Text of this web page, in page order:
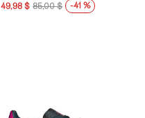
49,98 $ 85,00 $ -41 %